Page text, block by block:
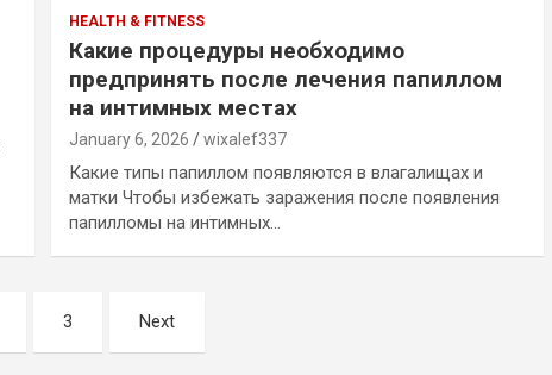
HEALTH & FITNESS
Какие процедуры необходимо
предпринять после лечения папиллом
на интимных местах
January 6, 2026 wixalef337
Какие типы папиллом появляются в влагалищах и
матки Чтобы избежать заражения после появления
папилломы на интимных…
3 Next